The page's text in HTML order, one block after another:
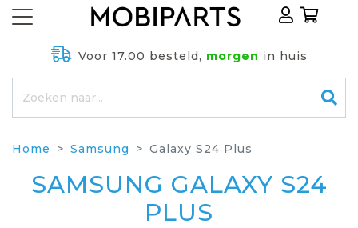
Voor 17.00 besteld, morgen in huis
Home Samsung Galaxy S24 Plus
SAMSUNG GALAXY S24
PLUS